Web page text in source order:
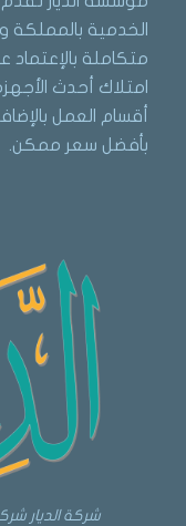
الخدمية
متكاملة
امتلاك أحدث
أقسام العمل
بأفضل سعر ممكن.
شركة الديار